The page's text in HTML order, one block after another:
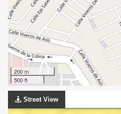
200 m
500 ft
Street View